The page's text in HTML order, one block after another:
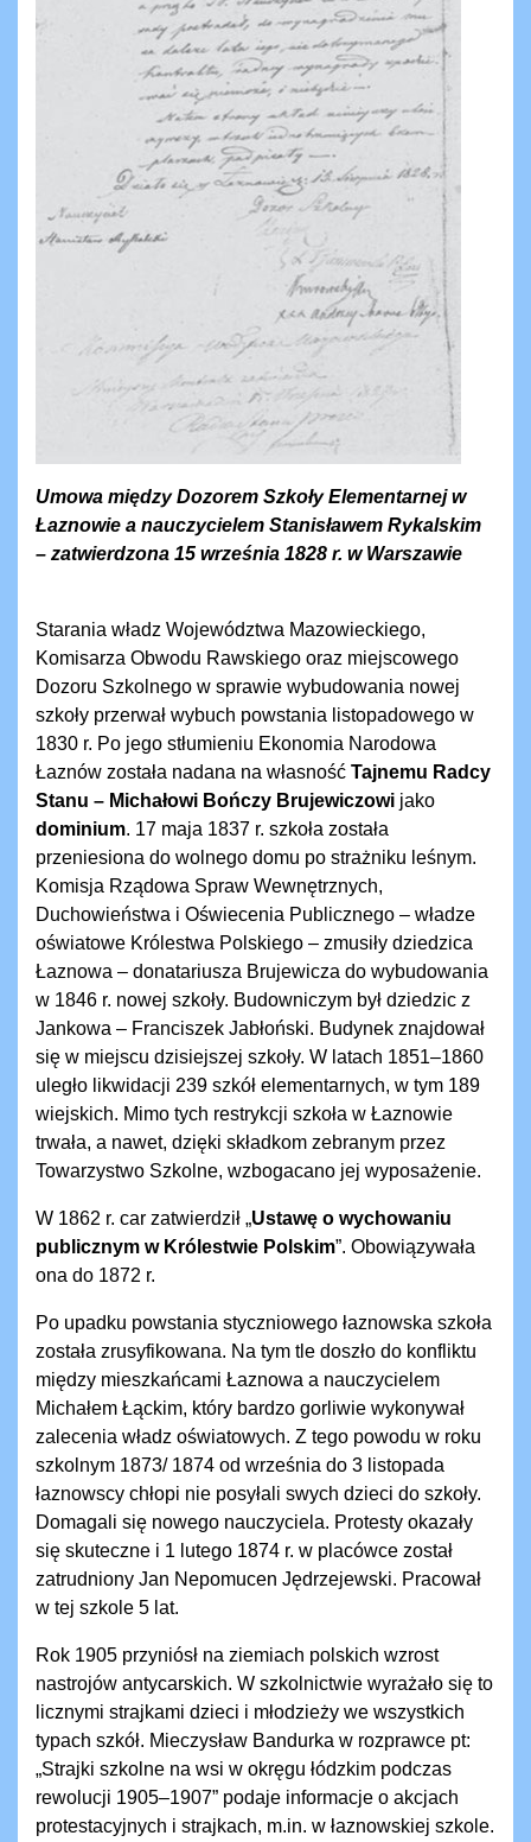
Umowa między Dozorem Szkoły Elementarnej w
Łaznowie a nauczycielem Stanisławem Rykalskim
– zatwierdzona 15 września 1828 r. w Warszawie
Starania władz Województwa Mazowieckiego,
Komisarza Obwodu Rawskiego oraz miejscowego
Dozoru Szkolnego w sprawie wybudowania nowej
szkoły przerwał wybuch powstania listopadowego w
1830 r. Po jego stłumieniu Ekonomia Narodowa
Łaznów została nadana na własność Tajnemu Radcy
Stanu – Michałowi Bończy Brujewiczowi jako
dominium. 17 maja 1837 r. szkoła została
przeniesiona do wolnego domu po strażniku leśnym.
Komisja Rządowa Spraw Wewnętrznych,
Duchowieństwa i Oświecenia Publicznego – władze
oświatowe Królestwa Polskiego – zmusiły dziedzica
Łaznowa – donatariusza Brujewicza do wybudowania
w 1846 r. nowej szkoły. Budowniczym był dziedzic z
Jankowa – Franciszek Jabłoński. Budynek znajdował
się w miejscu dzisiejszej szkoły. W latach 1851–1860
uległo likwidacji 239 szkół elementarnych, w tym 189
wiejskich. Mimo tych restrykcji szkoła w Łaznowie
trwała, a nawet, dzięki składkom zebranym przez
Towarzystwo Szkolne, wzbogacano jej wyposażenie.
W 1862 r. car zatwierdził „Ustawę o wychowaniu
publicznym w Królestwie Polskim”. Obowiązywała
ona do 1872 r.
Po upadku powstania styczniowego łaznowska szkoła
została zrusyfikowana. Na tym tle doszło do konfliktu
między mieszkańcami Łaznowa a nauczycielem
Michałem Łąckim, który bardzo gorliwie wykonywał
zalecenia władz oświatowych. Z tego powodu w roku
szkolnym 1873/ 1874 od września do 3 listopada
łaznowscy chłopi nie posyłali swych dzieci do szkoły.
Domagali się nowego nauczyciela. Protesty okazały
się skuteczne i 1 lutego 1874 r. w placówce został
zatrudniony Jan Nepomucen Jędrzejewski. Pracował
w tej szkole 5 lat.
Rok 1905 przyniósł na ziemiach polskich wzrost
nastrojów antycarskich. W szkolnictwie wyrażało się to
licznymi strajkami dzieci i młodzieży we wszystkich
typach szkół. Mieczysław Bandurka w rozprawce pt:
„Strajki szkolne na wsi w okręgu łódzkim podczas
rewolucji 1905–1907” podaje informacje o akcjach
protestacyjnych i strajkach, m.in. w łaznowskiej szkole.